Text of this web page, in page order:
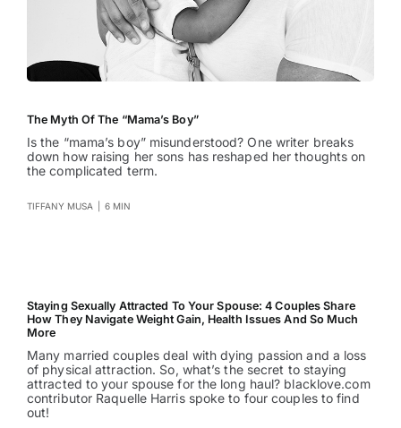
The Myth Of The “Mama’s Boy”
Is the “mama’s boy” misunderstood? One writer breaks
down how raising her sons has reshaped her thoughts on
the complicated term.
TIFFANY MUSA 6 MIN
Staying Sexually Attracted To Your Spouse: 4 Couples Share
How They Navigate Weight Gain, Health Issues And So Much
More
Many married couples deal with dying passion and a loss
of physical attraction. So, what’s the secret to staying
attracted to your spouse for the long haul? blacklove.com
contributor Raquelle Harris spoke to four couples to find
out!